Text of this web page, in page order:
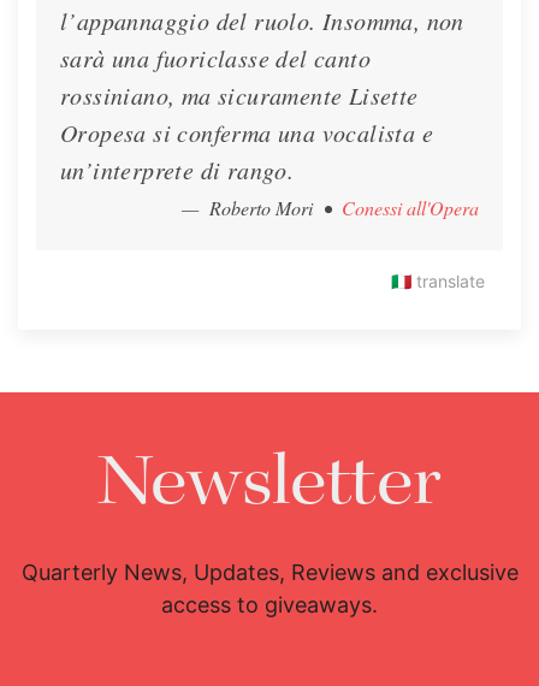
l’appannaggio del ruolo. Insomma, non
sarà una fuoriclasse del canto
rossiniano, ma sicuramente Lisette
Oropesa si conferma una vocalista e
un’interprete di rango.
— Roberto Mori • Conessi all'Opera
🇮🇹 translate
Newsletter
Quarterly News, Updates, Reviews and exclusive
access to giveaways.